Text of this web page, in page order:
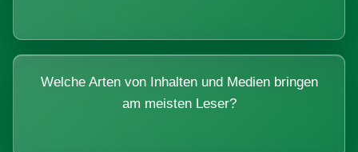
Welche Arten von Inhalten und Medien bringen
am meisten Leser?